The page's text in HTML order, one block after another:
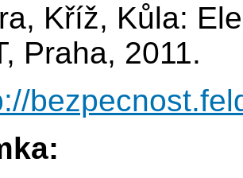
Kříž, Kůla:
Praha, 2011.